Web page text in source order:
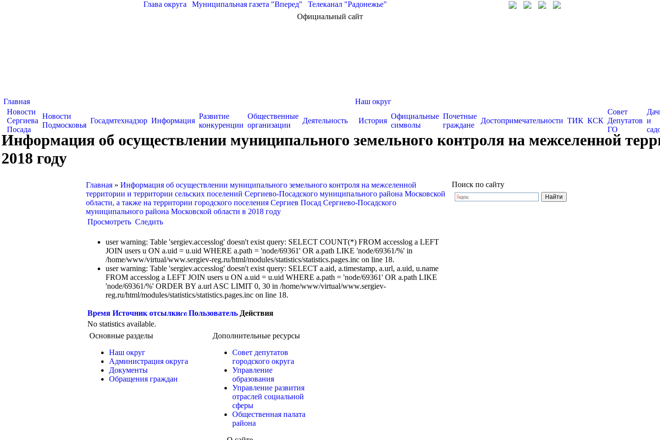
Глава округа Муниципальная газета "Вперед"
Телеканал "Радонежье"
Официальный сайт
Главная
Новости
Сергиева
Посада
Новости
Подмосковья
Госадмтехнадзор Информация
Развитие
конкуренции
Общественные
организации
Деятельность
Наш округ
История
Официальные
символы
Почетные
граждане
Достопримечательности ТИК КСК
Совет
Депутатов
ГО
и
Информация об осуществлении муниципального земельного контроля на межселенной
2018 году
Главная » Информация об осуществлении муниципального земельного контроля на межселенной
территории и территории сельских поселений Сергиево-Посадского муниципального района Московской
области, а также на территории городского поселения Сергиев Посад Сергиево-Посадского
муниципального района Московской области в 2018 году
Просмотреть Следить
user warning: Table 'sergiev.accesslog' doesn't exist query: SELECT COUNT(*) FROM accesslog a LEFT
JOIN users u ON a.uid = u.uid WHERE a.path = 'node/69361' OR a.path LIKE 'node/69361/%' in
/home/www/virtual/www.sergiev-reg.ru/html/modules/statistics/statistics.pages.inc on line 18.
user warning: Table 'sergiev.accesslog' doesn't exist query: SELECT a.aid, a.timestamp, a.url, a.uid, u.name
FROM accesslog a LEFT JOIN users u ON a.uid = u.uid WHERE a.path = 'node/69361' OR a.path LIKE
'node/69361/%' ORDER BY a.url ASC LIMIT 0, 30 in /home/www/virtual/www.sergiev-
reg.ru/html/modules/statistics/statistics.pages.inc on line 18.
Время Источник отсылки Пользователь Действия
No statistics available.
Поиск по сайту
Основные разделы
Наш округ
Администрация округа
Документы
Обращения граждан
Дополнительные ресурсы
Совет депутатов
городского округа
Управление
образования
Управление развития
отраслей социальной
сферы
Общественная палата
района